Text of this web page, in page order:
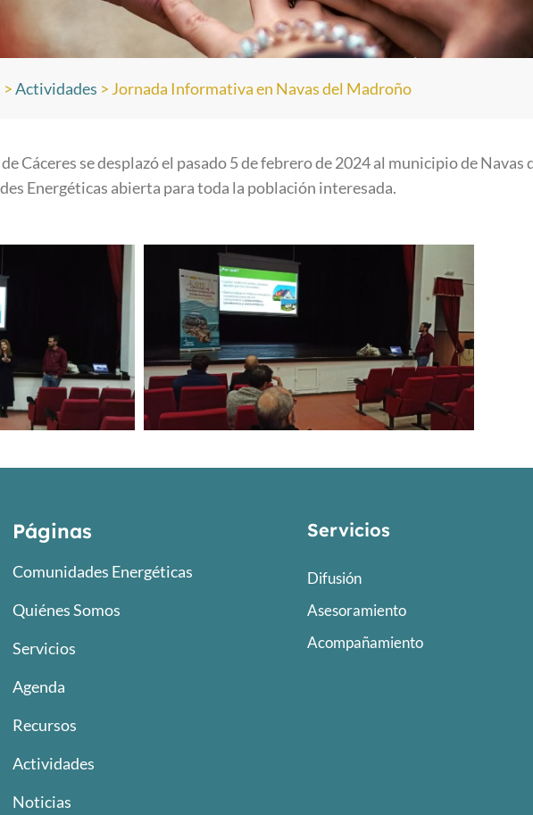
>Actividades > Jornada Informativa en Navas del Madroño
Cáceres se desplazó el pasado 5 de febrero de 2024 al municipio de
Energéticas abierta para toda la población interesada.
Páginas
Comunidades Energéticas
Quiénes Somos
Servicios
Agenda
Recursos
Actividades
Noticias
Servicios
Difusión
Asesoramiento
Acompañamiento